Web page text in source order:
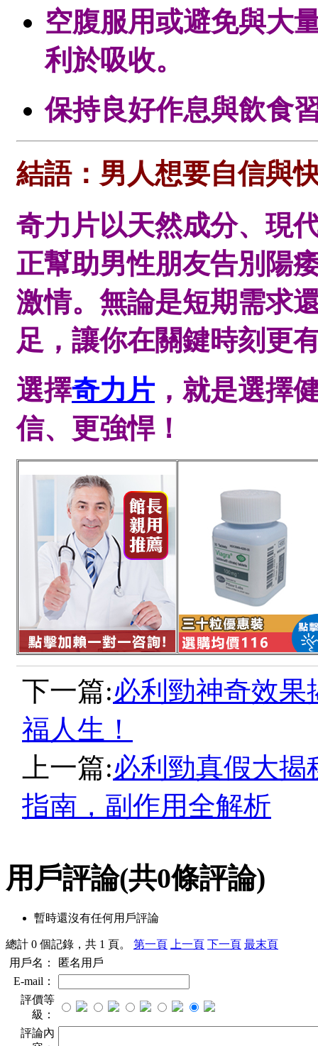
空腹服用或避免與大
利於吸收。
保持良好作息與飲食
結語：男人想要自信與
奇力片以天然成分、現
正幫助男性朋友告別陽
激情。無論是短期需求
足，讓你在關鍵時刻更
選擇奇力片 ，就是選擇
信、更強悍！
下一篇:必利勁神奇效
福人生！
上一篇:必利勁真假大
指南，副作用全解析
用戶評論(共0條評論)
暫時還沒有任何用戶評論
總計 0 個記錄，共 1 頁。 第一頁 上一頁 下一頁 最末頁
用戶名：
匿名用戶
E-mail：
評價等
級：
評論內